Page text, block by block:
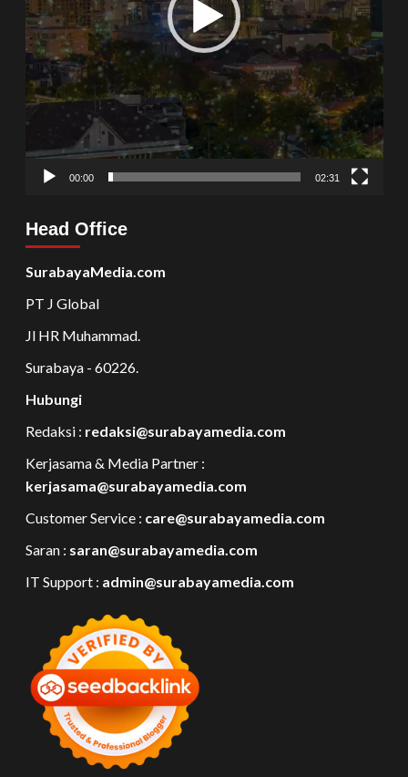
00:00 02:31
Head Office
SurabayaMedia.com
PT J Global
Jl HR Muhammad.
Surabaya - 60226.
Hubungi
Redaksi : redaksi@surabayamedia.com
Kerjasama & Media Partner :
kerjasama@surabayamedia.com
Customer Service : care@surabayamedia.com
Saran : saran@surabayamedia.com
IT Support : admin@surabayamedia.com